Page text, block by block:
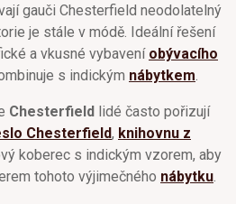
gauči Chesterfield neodolatelný
je stále v módě. Ideální řešení
a vkusné vybavení obývacího
s indickým nábytkem
Chesterfield lidé často pořizují
Chesterfield, knihovnu z
koberec s indickým vzorem, aby
tohoto výjimečného nábytku